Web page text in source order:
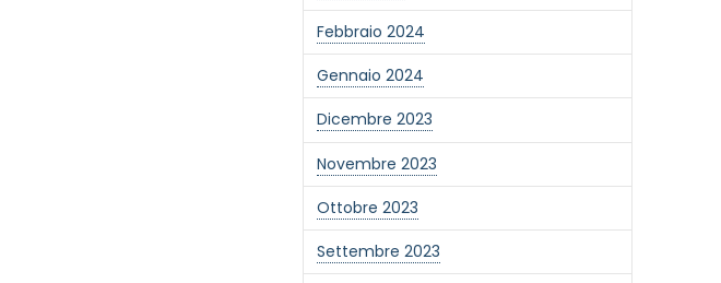
Febbraio 2024
Gennaio 2024
Dicembre 2023
Novembre 2023
Ottobre 2023
Settembre 2023